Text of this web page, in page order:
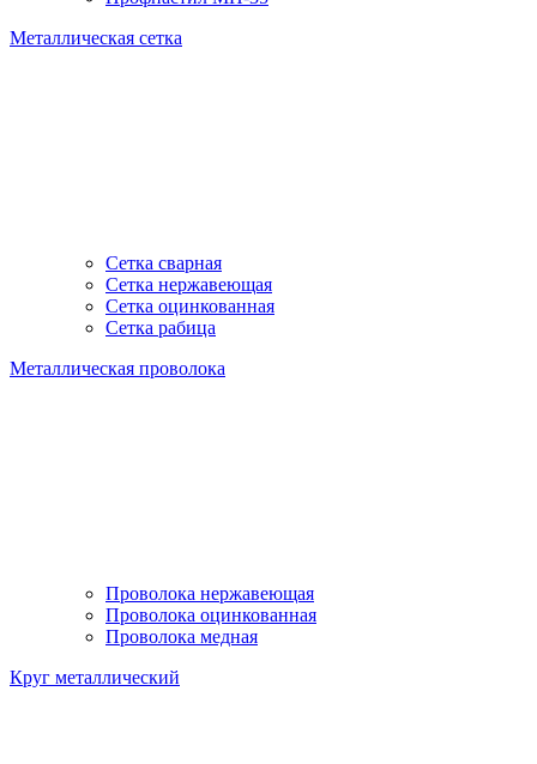
Металлическая сетка
Сетка сварная
Сетка нержавеющая
Сетка оцинкованная
Сетка рабица
Металлическая проволока
Проволока нержавеющая
Проволока оцинкованная
Проволока медная
Круг металлический